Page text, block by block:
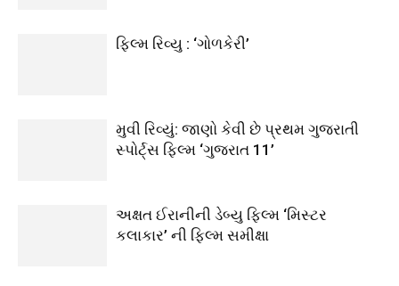
ફિલ્મ રિવ્યુ : ‘ગોળકેરી’
મુવી રિવ્યું: જાણો કેવી છે પ્રથમ ગુજરાતી
સ્પોર્ટ્સ ફિલ્મ ‘ગુજરાત 11’
અક્ષત ઈરાનીની ડેબ્યુ ફિલ્મ ‘મિસ્ટર
કલાકાર’ ની ફિલ્મ સમીક્ષા